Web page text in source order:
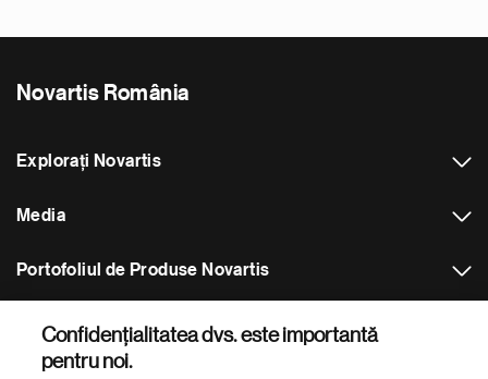
Novartis România
Explorați Novartis
Media
Portofoliul de Produse Novartis
Alte Site-uri Novartis
Confidențialitatea dvs. este importantă
pentru noi.